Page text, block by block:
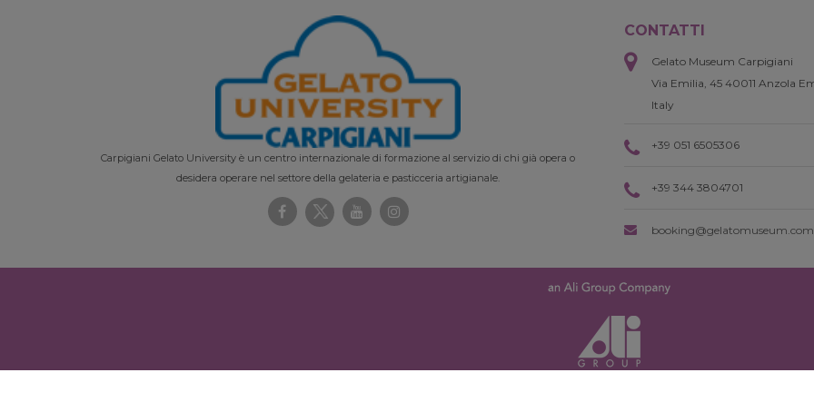
Carpigiani Gelato University è un centro internazionale di formazione al servizio di chi già opera o
desidera operare nel settore della gelateria e pasticceria artigianale.
CONTATTI
Gelato Museum Carpigiani
Via Emilia, 45 40011 Anzola
Italy
+39 051 6505306
+39 344 3804701
booking@gelatomuseum.com